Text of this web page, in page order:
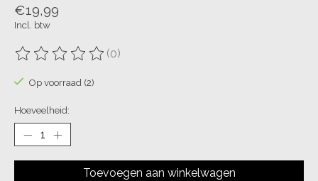
€19,99
Incl. btw
De beoordeling van dit product is
(0)
Op voorraad (2)
Hoeveelheid:
Toevoegen aan winkelwagen